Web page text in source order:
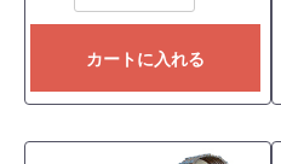
カートに入れる